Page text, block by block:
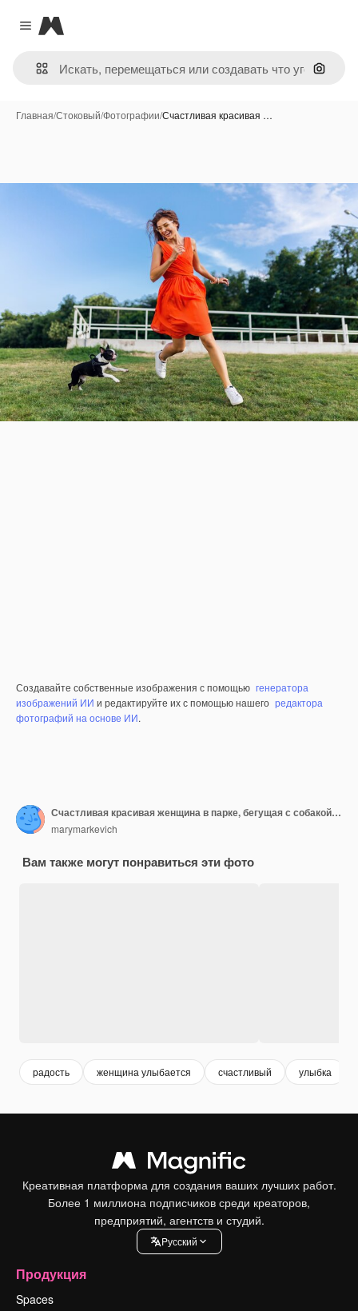
Close menu
Magnific
Поиск
Главная/Стоковый/Фотографии/Счастливая красивая …
Создавайте собственные изображения с помощью генератора
изображений ИИ и редактируйте их с помощью нашего редактора
фотографий на основе ИИ.
Счастливая красивая женщина в парке, бегущая с собакой бостон-терьера, улыбающееся позитивное настроение, модный летний стиль, в оранжевом платье, игра с домашним животным, веселье, красочные, активные каникулы на выходных, кроссовки
marymarkevich
Вам также могут понравиться эти фото
радость женщина улыбается счастливый улыбка
Креативная платформа для создания ваших лучших работ.
Более 1 миллиона подписчиков среди креаторов,
предприятий, агентств и студий.
Pусский
Продукция
Spaces